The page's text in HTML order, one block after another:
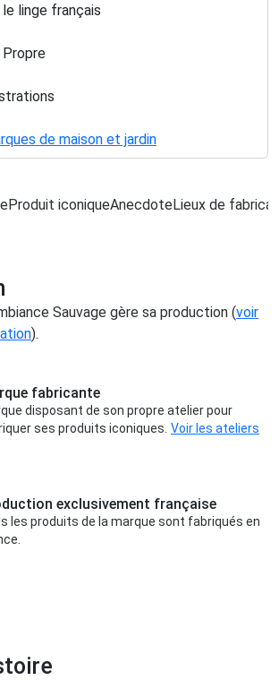
le linge français
de maison et jardin
Produit iconiqueAnecdoteLieux de
Sauvage gère sa production (voir
).
fabricante
disposant de son propre atelier pour
ses produits iconiques. Voir les ateliers
exclusivement française
les produits de la marque sont fabriqués en